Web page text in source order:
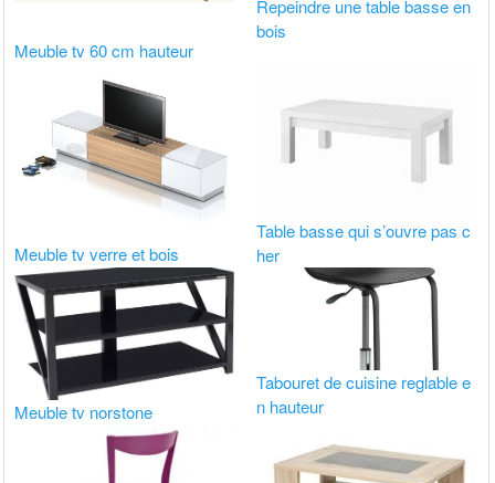
Meuble tv 60 cm hauteur
Repeindre une table basse en
bois
Meuble tv verre et bois
Table basse qui s’ouvre pas c
her
Meuble tv norstone
Tabouret de cuisine reglable e
n hauteur